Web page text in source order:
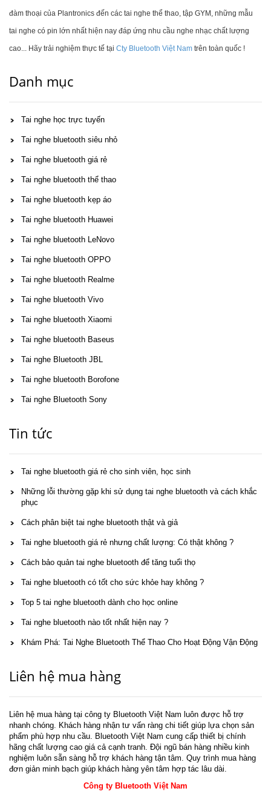
đàm thoại của Plantronics đến các tai nghe thể thao, tập GYM, những mẫu
tai nghe có pin lớn nhất hiện nay đáp ứng nhu cầu nghe nhạc chất lượng
cao... Hãy trải nghiệm thực tế tại Cty Bluetooth Việt Nam trên toàn quốc !
Danh mục
Tai nghe học trực tuyến
Tai nghe bluetooth siêu nhỏ
Tai nghe bluetooth giá rẻ
Tai nghe bluetooth thể thao
Tai nghe bluetooth kẹp áo
Tai nghe bluetooth Huawei
Tai nghe bluetooth LeNovo
Tai nghe bluetooth OPPO
Tai nghe bluetooth Realme
Tai nghe bluetooth Vivo
Tai nghe bluetooth Xiaomi
Tai nghe bluetooth Baseus
Tai nghe Bluetooth JBL
Tai nghe bluetooth Borofone
Tai nghe Bluetooth Sony
Tin tức
Tai nghe bluetooth giá rẻ cho sinh viên, học sinh
Những lỗi thường gặp khi sử dụng tai nghe bluetooth và cách khắc
phục
Cách phân biệt tai nghe bluetooth thật và giả
Tai nghe bluetooth giá rẻ nhưng chất lượng: Có thật không ?
Cách bảo quản tai nghe bluetooth để tăng tuổi thọ
Tai nghe bluetooth có tốt cho sức khỏe hay không ?
Top 5 tai nghe bluetooth dành cho học online
Tai nghe bluetooth nào tốt nhất hiện nay ?
Khám Phá: Tai Nghe Bluetooth Thể Thao Cho Hoạt Động Vận Động
Liên hệ mua hàng
Liên hệ mua hàng tại công ty Bluetooth Việt Nam luôn được hỗ trợ
nhanh chóng. Khách hàng nhận tư vấn ràng chi tiết giúp lựa chọn sản
phẩm phù hợp nhu cầu. Bluetooth Việt Nam cung cấp thiết bị chính
hãng chất lượng cao giá cả cạnh tranh. Đội ngũ bán hàng nhiều kinh
nghiệm luôn sẵn sàng hỗ trợ khách hàng tận tâm. Quy trình mua hàng
đơn giản minh bạch giúp khách hàng yên tâm hợp tác lâu dài.
Công ty Bluetooth Việt Nam